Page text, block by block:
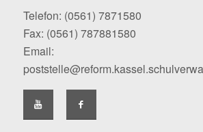
Telefon: (0561) 7871580
Fax: (0561) 787881580
Email: